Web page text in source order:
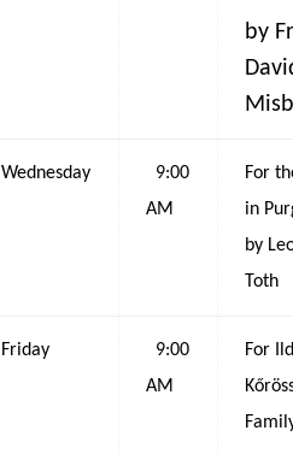
by
Wednesday
9:00
AM
For
in
by
Toth
Friday
9:00
AM
For